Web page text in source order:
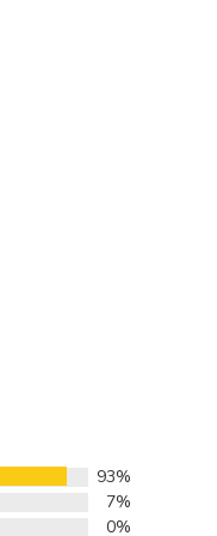
93%
7%
0%